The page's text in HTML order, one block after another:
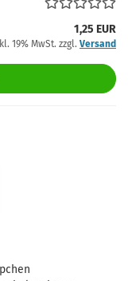
1,25 EUR
19% MwSt. zzgl. Versand